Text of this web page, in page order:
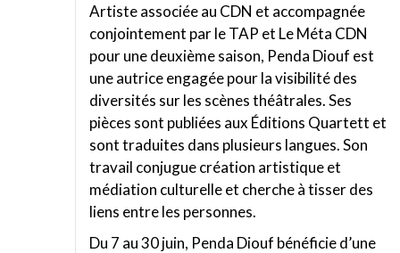
Artiste associée au CDN et accompagnée
conjointement par le TAP et Le Méta CDN
pour une deuxième saison, Penda Diouf est
une autrice engagée pour la visibilité des
diversités sur les scènes théâtrales. Ses
pièces sont publiées aux Éditions Quartett et
sont traduites dans plusieurs langues. Son
travail conjugue création artistique et
médiation culturelle et cherche à tisser des
liens entre les personnes.
Du 7 au 30 juin, Penda Diouf bénéficie d’une